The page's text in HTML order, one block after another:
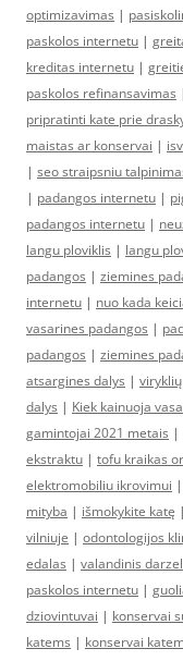
optimizavimas |
paskolos internetu |
kreditas internetu |
paskolos refinansavimas
pripratinti kate prie
maistas ar konservai |
| seo straipsniu
| padangos internetu |
padangos internetu |
langu ploviklis | langu
padangos | ziemines
internetu | nuo kada
vasarines padangos |
padangos | ziemines
atsargines dalys |
dalys | Kiek kainuoja
gamintojai 2021 metais |
ekstraktu | tofu kraikas
elektromobiliu ikrovimui |
mityba | išmokykite katę |
vilniuje | odontologijos
edalas | valandinis
paskolos internetu |
dziovintuvai | konservai
katems | konservai